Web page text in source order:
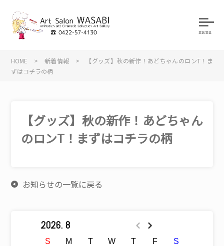
menu
HOME > 新着情報 >
【グッズ】秋の新作！あどちゃんのロンT！ま
ずはコチラの柄
【グッズ】秋の新作！あどちゃん
のロンT！まずはコチラの柄
お知らせの一覧に戻る
2026. 8
S M T W T F S